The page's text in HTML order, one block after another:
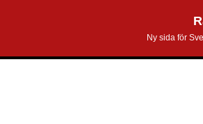
Ny sida för